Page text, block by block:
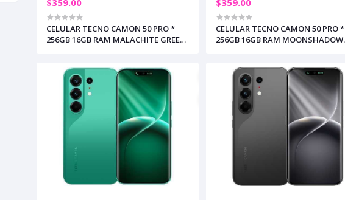
$359.00
CELULAR TECNO CAMON 50 PRO *
256GB 16GB RAM MALACHITE GREEN
$359.00
CELULAR TECNO CAMON 50 PRO *
256GB 16GB RAM MOONSHADOW